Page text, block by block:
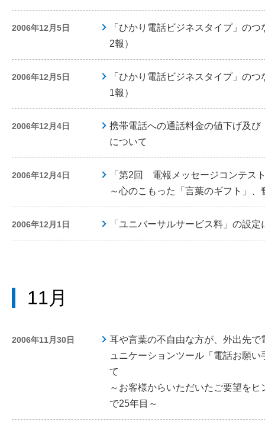
2006年12月5日
「ひかり電話ビジネスタイプ」の
2報）
2006年12月5日
「ひかり電話ビジネスタイプ」の
1報）
2006年12月4日
携帯電話への通話料金の値下げ及
について
2006年12月4日
「第2回 電報メッセージコンテス
～心のこもった「言葉のギフト」
2006年12月1日 「ユニバーサルサービス料」の設定
11月
2006年11月30日
耳や言葉の不自由な方が、外出先
ュニケーションツール「電話お願
て
～お客様からいただいたご要望を
で25年目～